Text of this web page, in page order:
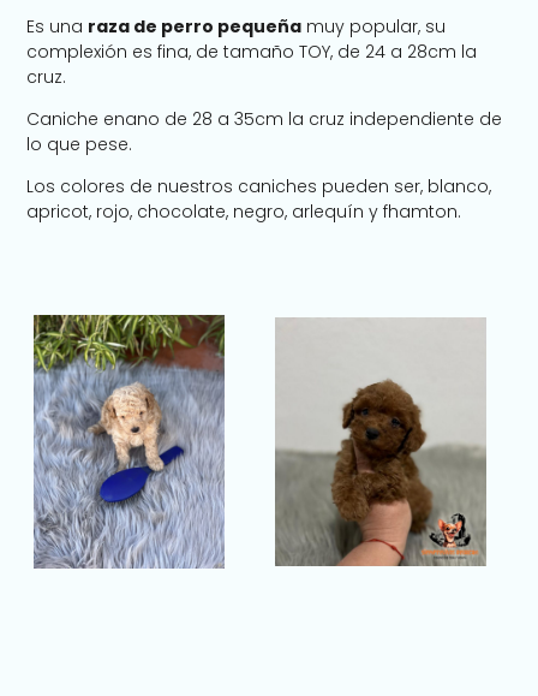
Es una raza de perro pequeña muy popular, su
complexión es fina, de tamaño TOY, de 24 a 28cm la
cruz.
Caniche enano de 28 a 35cm la cruz independiente de
lo que pese.
Los colores de nuestros caniches pueden ser, blanco,
apricot, rojo, chocolate, negro, arlequín y fhamton.